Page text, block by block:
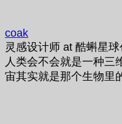
coak
灵感设计师 at 酷蝌星
人类会不会就是一种三
宙其实就是那个生物里